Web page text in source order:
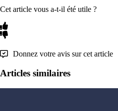
Cet article vous a-t-il été utile ?
Donnez votre avis sur cet article
Articles similaires